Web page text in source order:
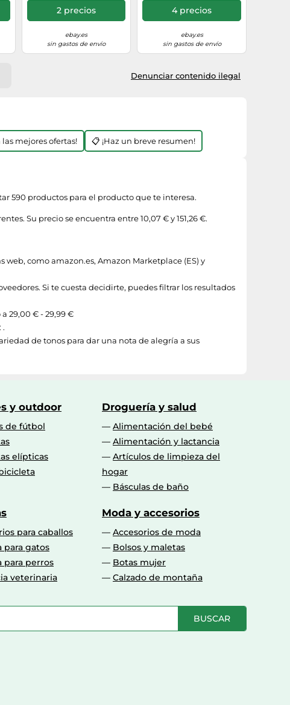
Exterior, Natural y
Negro
2 precios
ebay.es
sin gastos de envío
4 precios
ebay.es
sin gastos de envío
Denunciar contenido ilegal
las mejores ofertas! 📋 ¡Haz un breve resumen!
590 productos para el producto que te interesa.
Su precio se encuentra entre 10,07 € y 151,26 €.
web, comoamazon.es, Amazon Marketplace (ES) y
Si te cuesta decidirte, puedes filtrar los resultados
a 29,00 € - 29,99 €
.
de tonos para dar una nota de alegría a sus
y outdoor
de fútbol
elípticas
Droguería y salud
Alimentación del bebé
Alimentación y lactancia
Artículos de limpieza del
hogar
Básculas de baño
para caballos
para gatos
para perros
veterinaria
Moda y accesorios
Accesorios de moda
Bolsos y maletas
Botas mujer
Calzado de montaña
BUSCAR